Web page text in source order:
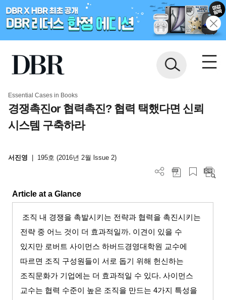
Essential Cases in Books
경쟁촉진or 협력촉진? 협력 택했다면 신뢰
시스템 구축하라
서진영 195호 (2016년 2월 lssue 2)
Article at a Glance
조직 내 경쟁을 촉발시키는 전략과 협력을 촉진시키는
전략 중 어느 것이 더 효과적일까. 이견이 있을 수
있지만 로버트 사이먼스 하버드경영대학원 교수에
따르면 조직 구성원들이 서로 돕기 위해 헌신하는
조직문화가 기업에는 더 효과적일 수 있다.사이먼스
교수는 협력 수준이 높은 조직을 만드는 4가지 특성을